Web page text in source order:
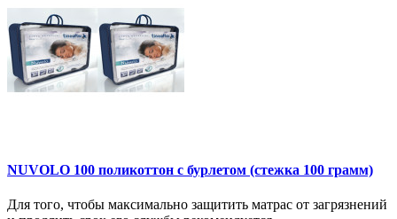
NUVOLO 100 поликоттон с бурлетом (стежка 100 грамм)
Для того, чтобы максимально защитить матрас от загрязнений